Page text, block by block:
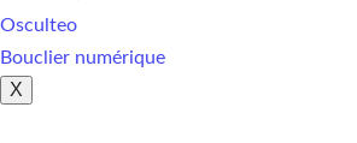
Osculteo
Bouclier numérique
X